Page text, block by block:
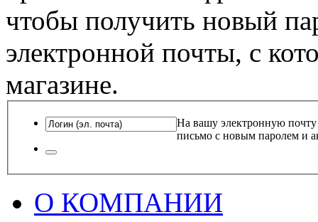
чтобы получить новый
электронной почты, с
магазине.
На вашу электронную почту
письмо с новым паролем и
О КОМПАНИИ